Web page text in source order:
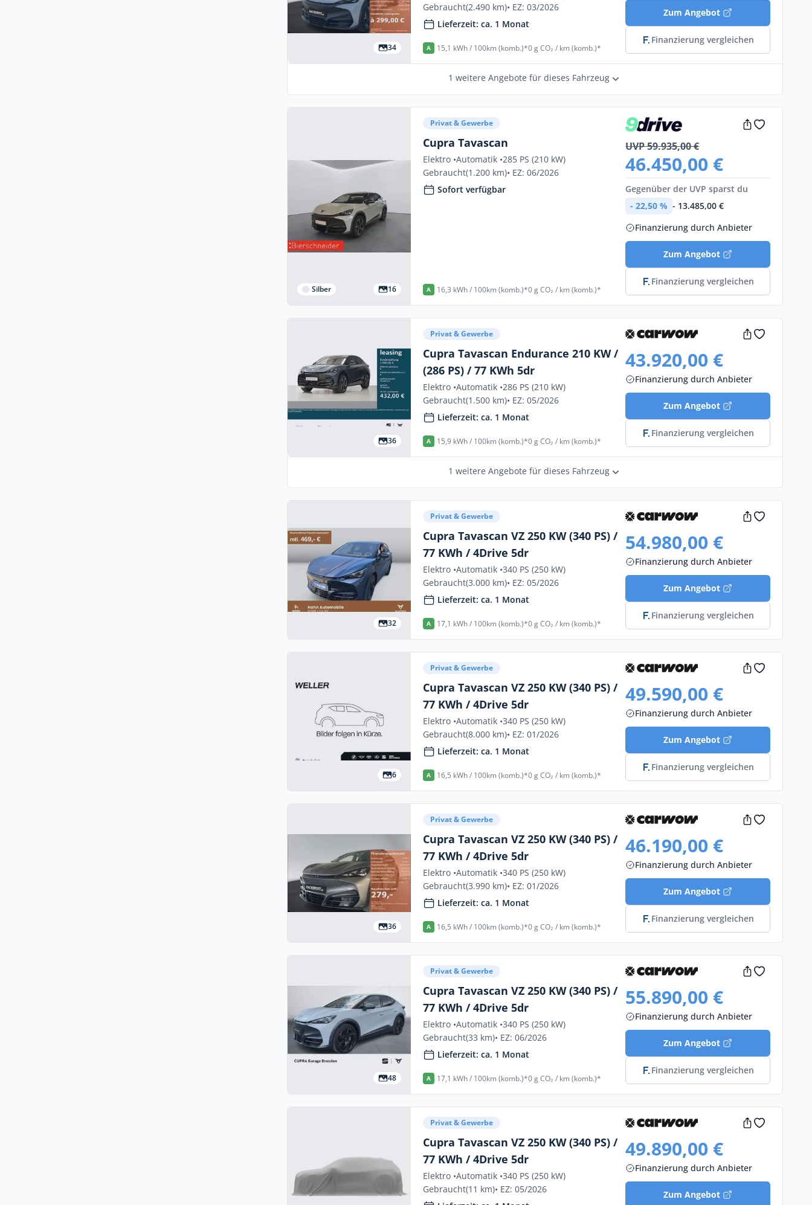
34
Gebraucht(2.490 km)• EZ: 03/2026
Lieferzeit: ca. 1 Monat
A 15,1 kWh / 100km (komb.)*0 g CO₂ / km (komb.)*
Zum Angebot
Finanzierung vergleichen
1 weitere Angebote für dieses Fahrzeug
Silber 16
Privat & Gewerbe
Cupra Tavascan
Elektro •Automatik •285 PS (210 kW)
Gebraucht(1.200 km)• EZ: 06/2026
Sofort verfügbar
A 16,3 kWh / 100km (komb.)*0 g CO₂ / km (komb.)*
UVP 59.935,00 €
46.450,00 €
Gegenüber der UVP sparst du
- 22,50 % - 13.485,00 €
Finanzierung durch Anbieter
Zum Angebot
Finanzierung vergleichen
36
Privat & Gewerbe
Cupra Tavascan Endurance 210 KW /
(286 PS) / 77 KWh 5dr
Elektro •Automatik •286 PS (210 kW)
Gebraucht(1.500 km)• EZ: 05/2026
Lieferzeit: ca. 1 Monat
A 15,9 kWh / 100km (komb.)*0 g CO₂ / km (komb.)*
43.920,00 €
Finanzierung durch Anbieter
Zum Angebot
Finanzierung vergleichen
1 weitere Angebote für dieses Fahrzeug
32
Privat & Gewerbe
Cupra Tavascan VZ 250 KW (340 PS) /
77 KWh / 4Drive 5dr
Elektro •Automatik •340 PS (250 kW)
Gebraucht(3.000 km)• EZ: 05/2026
Lieferzeit: ca. 1 Monat
A 17,1 kWh / 100km (komb.)*0 g CO₂ / km (komb.)*
54.980,00 €
Finanzierung durch Anbieter
Zum Angebot
Finanzierung vergleichen
6
Privat & Gewerbe
Cupra Tavascan VZ 250 KW (340 PS) /
77 KWh / 4Drive 5dr
Elektro •Automatik •340 PS (250 kW)
Gebraucht(8.000 km)• EZ: 01/2026
Lieferzeit: ca. 1 Monat
A 16,5 kWh / 100km (komb.)*0 g CO₂ / km (komb.)*
49.590,00 €
Finanzierung durch Anbieter
Zum Angebot
Finanzierung vergleichen
36
Privat & Gewerbe
Cupra Tavascan VZ 250 KW (340 PS) /
77 KWh / 4Drive 5dr
Elektro •Automatik •340 PS (250 kW)
Gebraucht(3.990 km)• EZ: 01/2026
Lieferzeit: ca. 1 Monat
A 16,5 kWh / 100km (komb.)*0 g CO₂ / km (komb.)*
46.190,00 €
Finanzierung durch Anbieter
Zum Angebot
Finanzierung vergleichen
48
Privat & Gewerbe
Cupra Tavascan VZ 250 KW (340 PS) /
77 KWh / 4Drive 5dr
Elektro •Automatik •340 PS (250 kW)
Gebraucht(33 km)• EZ: 06/2026
Lieferzeit: ca. 1 Monat
A 17,1 kWh / 100km (komb.)*0 g CO₂ / km (komb.)*
55.890,00 €
Finanzierung durch Anbieter
Zum Angebot
Finanzierung vergleichen
Privat & Gewerbe
Cupra Tavascan VZ 250 KW (340 PS) /
77 KWh / 4Drive 5dr
Elektro •Automatik •340 PS (250 kW)
Gebraucht(11 km)• EZ: 05/2026
49.890,00 €
Finanzierung durch Anbieter
Zum Angebot